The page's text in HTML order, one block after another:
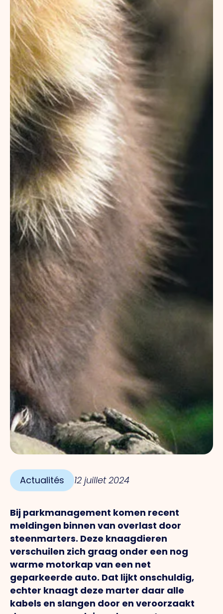
Actualités 12 juillet 2024
Bij parkmanagement komen recent
meldingen binnen van overlast door
steenmarters. Deze knaagdieren
verschuilen zich graag onder een nog
warme motorkap van een net
geparkeerde auto. Dat lijkt onschuldig,
echter knaagt deze marter daar alle
kabels en slangen door en veroorzaakt